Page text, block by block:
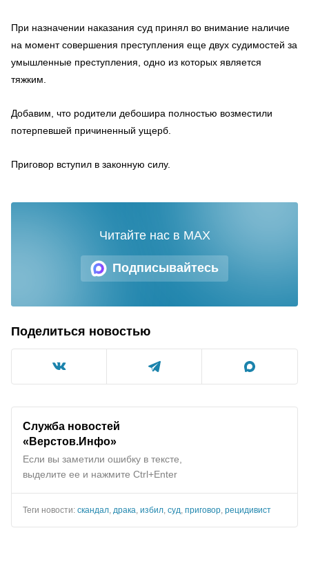
При назначении наказания суд принял во внимание наличие
на момент совершения преступления еще двух судимостей за
умышленные преступления, одно из которых является
тяжким.
Добавим, что родители дебошира полностью возместили
потерпевшей причиненный ущерб.
Приговор вступил в законную силу.
Подписывайтесь
Читайте нас в MAX
Поделиться новостью
Служба новостей
«Верстов.Инфо»
Если вы заметили ошибку в тексте,
выделите ее и нажмите Ctrl+Enter
Теги новости: скандал драка избил суд приговор рецидивист